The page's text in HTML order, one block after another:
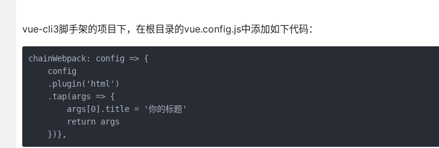
vue-cli3脚手架的项目下，在根目录的vue.config.js中添加如下代码：
chainWebpack: config => {
    config
    .plugin('html')
    .tap(args => {
        args[0].title = '你的标题'
        return args
    })},